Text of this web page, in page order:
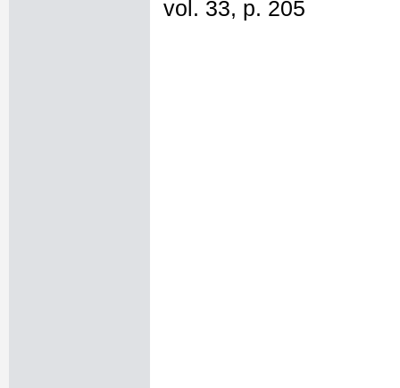
vol. 33, p. 205